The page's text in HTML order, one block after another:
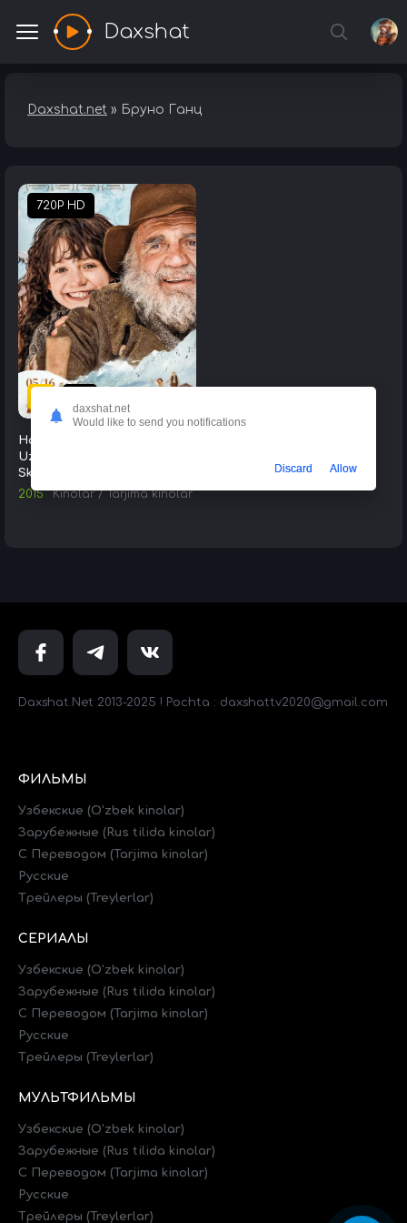
Daxshat
Daxshat.net » Бруно Ганц
720P HD
Haydi / Xaydi 2015 HD
Uzbek tilida Tarjima kino
Skachat
2015
Kinolar/Tarjima kinolar
Daxshat.Net 2013-2025 ! Pochta : daxshattv2020@gmail.com
ФИЛЬМЫ
Узбекские (O'zbek kinolar)
Зарубежные (Rus tilida kinolar)
C Переводом (Tarjima kinolar)
Русские
Трейлеры (Treylerlar)
СЕРИАЛЫ
Узбекские (O'zbek kinolar)
Зарубежные (Rus tilida kinolar)
C Переводом (Tarjima kinolar)
Русские
Трейлеры (Treylerlar)
МУЛЬТФИЛЬМЫ
Узбекские (O'zbek kinolar)
Зарубежные (Rus tilida kinolar)
C Переводом (Tarjima kinolar)
Русские
Трейлеры (Treylerlar)
daxshat.net
Would like to send you notifications
Discard Allow